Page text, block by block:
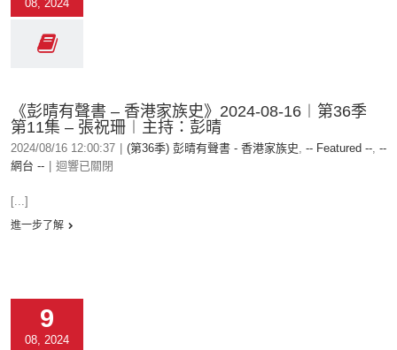
08, 2024
《彭晴有聲書 – 香港家族史》2024-08-16︱第36季
第11集 – 張祝珊︱主持：彭晴
2024/08/16 12:00:37 (第36季) 彭晴有聲書 - 香港家族史, -- Featured --, --
網台 --
迴響已關閉
[...]
進一步了解
9
08, 2024